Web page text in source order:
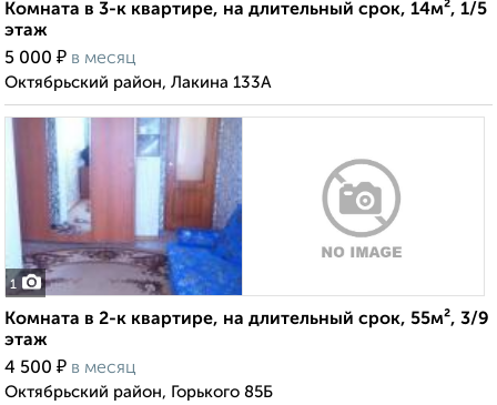
Комната в 3-к квартире, на длительный срок, 14м², 1/5
этаж
5 000 ₽ в месяц
Октябрьский район, Лакина 133А
1
Комната в 2-к квартире, на длительный срок, 55м², 3/9
этаж
4 500 ₽ в месяц
Октябрьский район, Горького 85Б